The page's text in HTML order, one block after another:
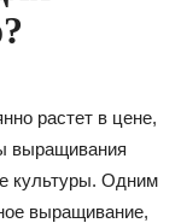
растет в цене,
выращивания
культуры. Одним
выращивание,